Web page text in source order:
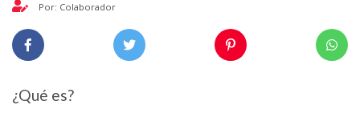
Por: Colaborador
¿Qué es?